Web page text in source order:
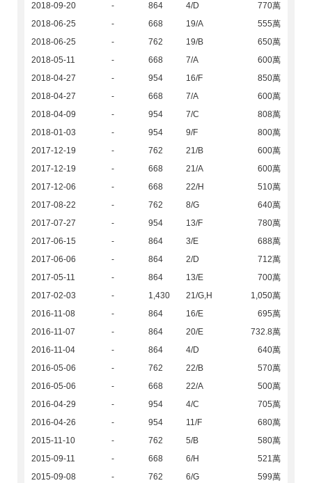
2018-09-20
- 864 4/D
770萬
2018-06-25
- 668 19/A
555萬
2018-06-25
- 762 19/B
650萬
2018-05-11
- 668 7/A
600萬
2018-04-27
- 954 16/F
850萬
2018-04-27
- 668 7/A
600萬
2018-04-09
- 954 7/C
808萬
2018-01-03
- 954 9/F
800萬
2017-12-19
- 762 21/B
600萬
2017-12-19
- 668 21/A
600萬
2017-12-06
- 668 22/H
510萬
2017-08-22
- 762 8/G
640萬
2017-07-27
- 954 13/F
780萬
2017-06-15
- 864 3/E
688萬
2017-06-06
- 864 2/D
712萬
2017-05-11
- 864 13/E
700萬
2017-02-03
- 1,430 21/G,H
1,050萬
2016-11-08
- 864 16/E
695萬
2016-11-07
- 864 20/E
732.8萬
2016-11-04
- 864 4/D
640萬
2016-05-06
- 762 22/B
570萬
2016-05-06
- 668 22/A
500萬
2016-04-29
- 954 4/C
705萬
2016-04-26
- 954 11/F
680萬
2015-11-10
- 762 5/B
580萬
2015-09-11
- 668 6/H
521萬
2015-09-08
- 762 6/G
599萬